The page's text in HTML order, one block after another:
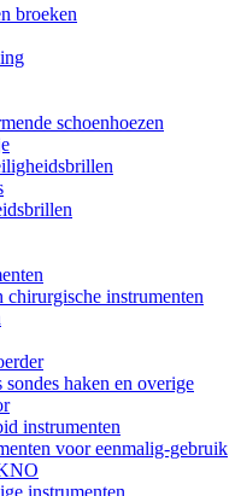
broeken
schoenhoezen
chirurgische instrumenten
sondes haken en overige
instrumenten
voor eenmalig-gebruik
instrumenten